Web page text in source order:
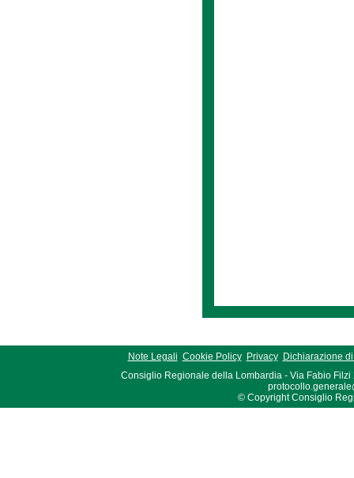
Note Legali Cookie Policy Privacy
Dichiarazione
Consiglio Regionale della Lombardia - Via Fabio Filzi
© Copyright Consiglio